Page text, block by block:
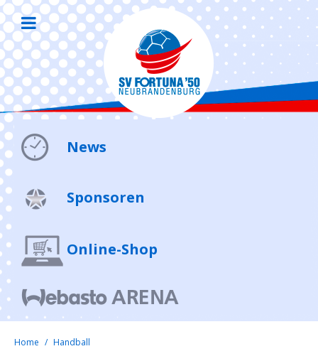
News
Sponsoren
Online-Shop
Home Handball